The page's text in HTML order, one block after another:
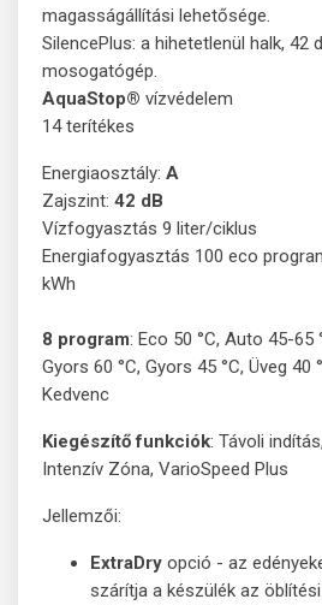
magasságállítási lehetősége.
SilencePlus: a hihetetlenül halk, 42
mosogatógép.
AquaStop® vízvédelem
14 terítékes
Energiaosztály: A
Zajszint: 42 dB
Vízfogyasztás 9 liter/ciklus
Energiafogyasztás 100 eco
kWh
8 program: Eco 50 °C, Auto 45-65
Gyors 60 °C, Gyors 45 °C, Üveg 40
Kedvenc
Kiegészítő funkciók: Távoli
Intenzív Zóna, VarioSpeed Plus
Jellemzői:
ExtraDry opció - az
szárítja a készülék az